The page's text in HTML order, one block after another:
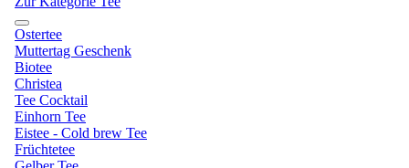
Ostertee
Muttertag Geschenk
Biotee
Christea
Tee Cocktail
Einhorn Tee
Eistee - Cold brew Tee
Früchtetee